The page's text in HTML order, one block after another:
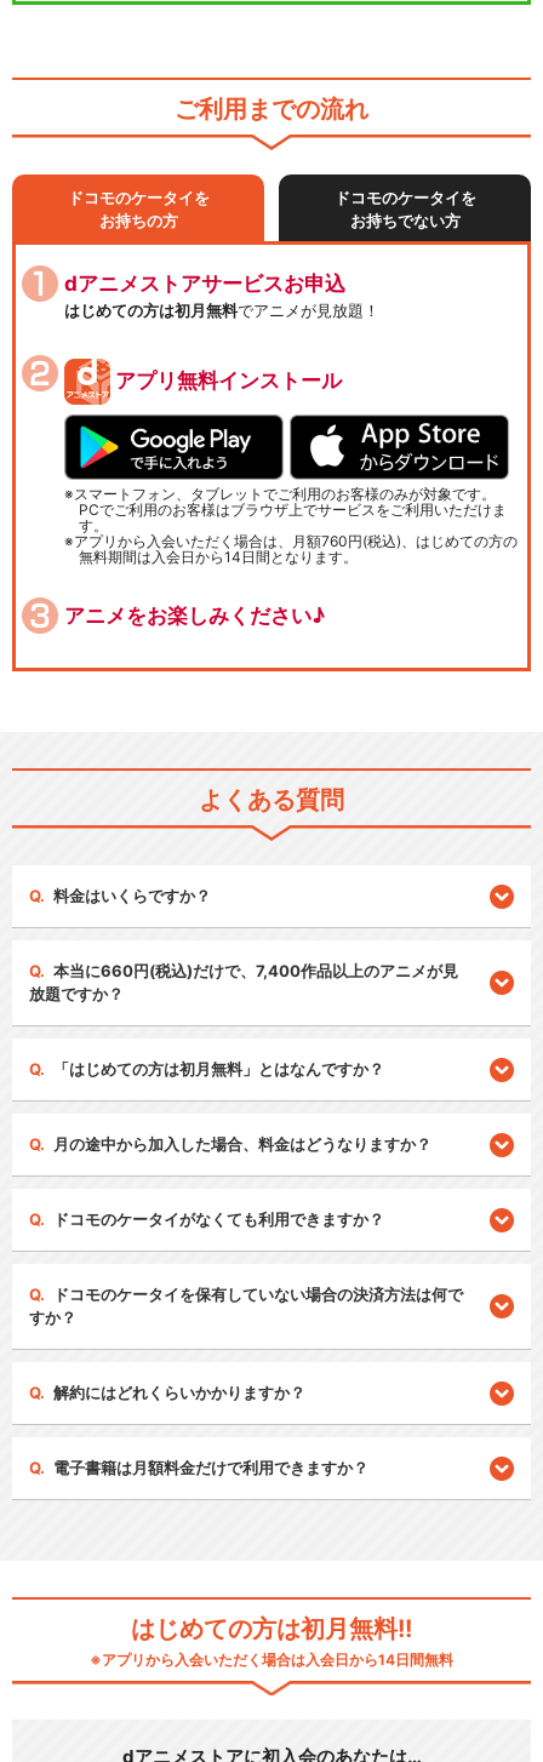
ご利用までの流れ
ドコモのケータイを
お持ちの方
ドコモのケータイを
お持ちでない方
dアニメストアサービスお申込
はじめての方は初月無料でアニメが見放題！
アプリ無料インストール
スマートフォン、タブレットでご利用のお客様のみが対象です。
PCでご利用のお客様はブラウザ上でサービスをご利用いただけま
す。
アプリから入会いただく場合は、月額760円(税込)、はじめての方の
無料期間は入会日から14日間となります。
アニメをお楽しみください♪
よくある質問
料金はいくらですか？
本当に660円(税込)だけで、7,400作品以上のアニメが見
放題ですか？
「はじめての方は初月無料」とはなんですか？
月の途中から加入した場合、料金はどうなりますか？
ドコモのケータイがなくても利用できますか？
ドコモのケータイを保有していない場合の決済方法は何で
すか？
解約にはどれくらいかかりますか？
電子書籍は月額料金だけで利用できますか？
はじめての方は初月無料!!
※アプリから入会いただく場合は入会日から14日間無料
dアニメストアに初入会のあなたは…